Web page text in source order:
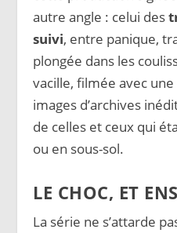
autre angle : celui des
suivi, entre panique,
plongée dans les
vacille, filmée avec
images d’archives
de celles et ceux qui
ou en sous-sol.
LE CHOC, ET
La série ne s’attarde